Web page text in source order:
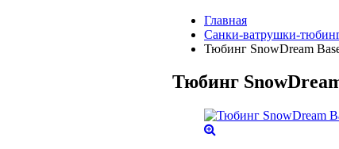
Главная
Санки-ватрушки-
Тюбинг SnowDream
Тюбинг